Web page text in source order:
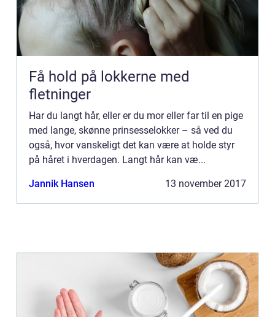
Få hold på lokkerne med
fletninger
Har du langt hår, eller er du mor eller far til en pige
med lange, skønne prinsesselokker – så ved du
også, hvor vanskeligt det kan være at holde styr
på håret i hverdagen. Langt hår kan væ...
Jannik Hansen 13 november 2017